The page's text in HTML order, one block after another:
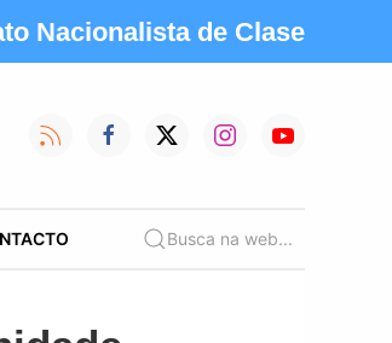
Nacionalista de Clase
Busca na web...